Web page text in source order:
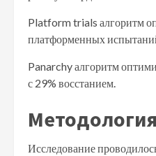
Platform trials алгоритм
платформенных
Panarchy алгоритм
с 29% восстанием.
Методология
Исследование